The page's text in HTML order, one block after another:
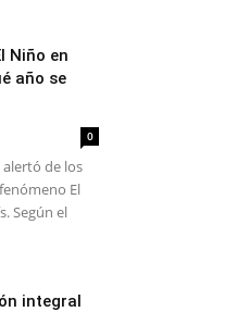
Niño en
año se
0
de los
El
Según el
integral